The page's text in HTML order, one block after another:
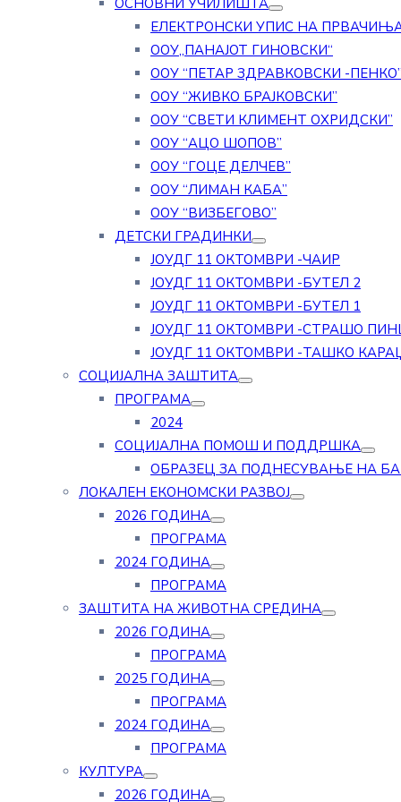
ОСНОВНИ УЧИЛИШТА
ЕЛЕКТРОНСКИ УПИС НА
ООУ„ПАНАЈОТ ГИНОВСКИ“
ООУ “ПЕТАР ЗДРАВКОВСКИ -ПЕНКО”
ООУ “ЖИВКО БРАЈКОВСКИ”
ООУ “СВЕТИ КЛИМЕНТ ОХРИДСКИ”
ООУ “АЦО ШОПОВ”
ООУ “ГОЦЕ ДЕЛЧЕВ”
ООУ “ЛИМАН КАБА”
ООУ “ВИЗБЕГОВО”
ДЕТСКИ ГРАДИНКИ
ЈОУДГ 11 ОКТОМВРИ -ЧАИР
ЈОУДГ 11 ОКТОМВРИ -БУТЕЛ 2
ЈОУДГ 11 ОКТОМВРИ -БУТЕЛ 1
ЈОУДГ 11 ОКТОМВРИ -СТРАШО
ЈОУДГ 11 ОКТОМВРИ -ТАШКО
СОЦИЈАЛНА ЗАШТИТА
ПРОГРАМА
2024
СОЦИЈАЛНА ПОМОШ И ПОДДРШКА
ОБРАЗЕЦ ЗА ПОДНЕСУВАЊЕ НА
ЛОКАЛЕН ЕКОНОМСКИ РАЗВОЈ
2026 ГОДИНА
ПРОГРАМА
2024 ГОДИНА
ПРОГРАМА
ЗАШТИТА НА ЖИВОТНА СРЕДИНА
2026 ГОДИНА
ПРОГРАМА
2025 ГОДИНА
ПРОГРАМА
2024 ГОДИНА
ПРОГРАМА
КУЛТУРА
2026 ГОДИНА